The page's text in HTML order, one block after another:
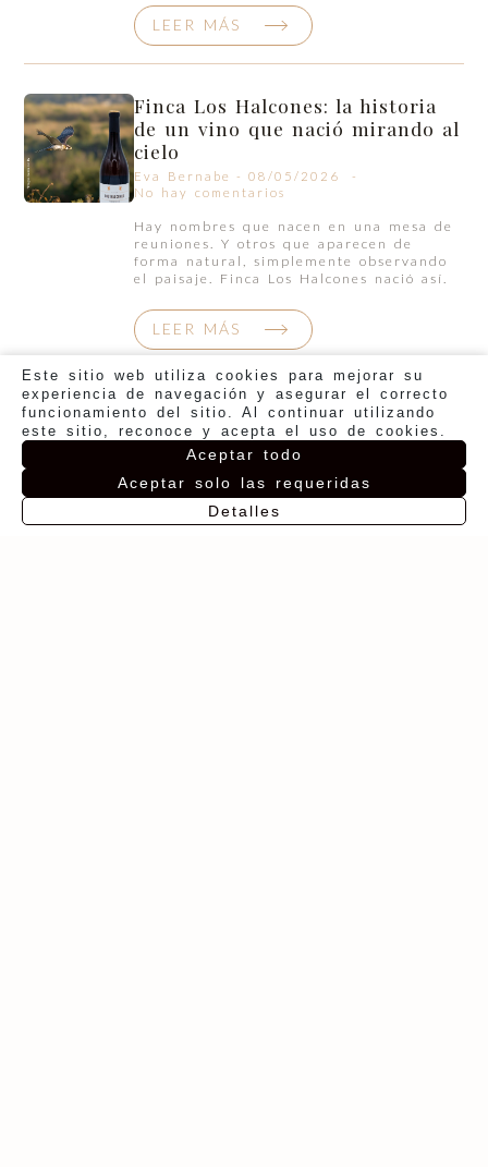
LEER MÁS
Finca Los Halcones: la historia
de un vino que nació mirando al
cielo
Eva Bernabe
08/05/2026
No hay comentarios
Hay nombres que nacen en una mesa de
reuniones. Y otros que aparecen de
forma natural, simplemente observando
el paisaje. Finca Los Halcones nació así.
LEER MÁS
Este sitio web utiliza cookies para mejorar su
experiencia de navegación y asegurar el correcto
funcionamiento del sitio. Al continuar utilizando
este sitio, reconoce y acepta el uso de cookies.
Aceptar todo
Aceptar solo las requeridas
Detalles